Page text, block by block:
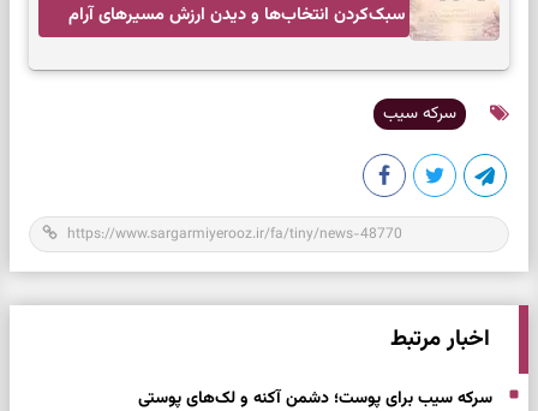
سبک‌کردن انتخاب‌ها و دیدن ارزش مسیرهای آرام
سرکه سیب
اخبار مرتبط
سرکه سیب برای پوست؛ دشمن آکنه و لک‌های پوستی